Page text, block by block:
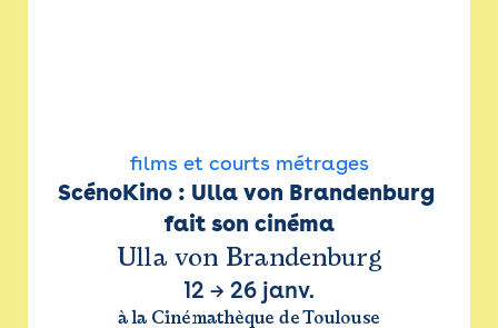
films et courts métrages
ScénoKino : Ulla von Brandenburg
fait son cinéma
Ulla von Brandenburg
12 → 26 janv.
à la Cinémathèque de Toulouse